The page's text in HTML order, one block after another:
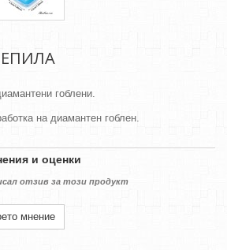
гоблени.
на диамантен гоблен.
и оценки
отзив за този продукт
мнение